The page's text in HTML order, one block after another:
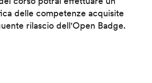
delle competenze acquisite
rilascio dell'Open Badge.